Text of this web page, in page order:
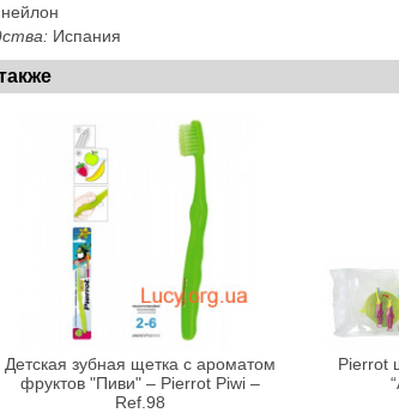
Испания
Детская зубная щетка с ароматом
фруктов "Пиви" – Pierrot Piwi –
Ref.98
Pierrot